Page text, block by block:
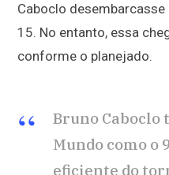
Caboclo
15. No entanto, essa
conforme o planejado.
Bruno Caboclo
Mundo como o
eficiente do